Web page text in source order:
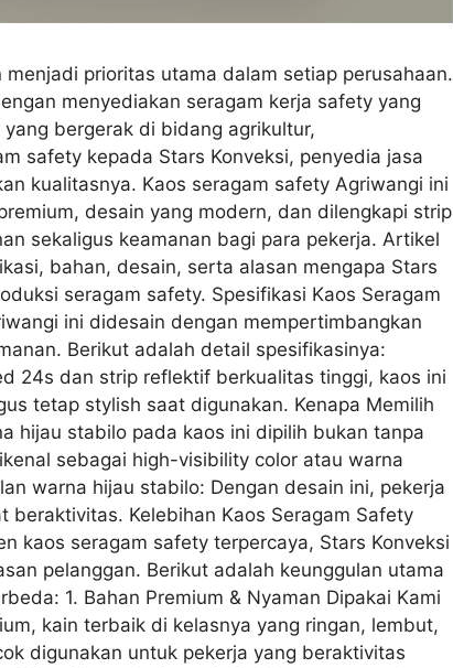
prioritas utama dalam setiap perusahaan.
menyediakan seragam kerja safety yang
bergerak di bidang agrikultur,
safety kepada Stars Konveksi, penyedia jasa
kualitasnya. Kaos seragam safety Agriwangi ini
desain yang modern, dan dilengkapi strip
sekaligus keamanan bagi para pekerja. Artikel
bahan, desain, serta alasan mengapa Stars
seragam safety. Spesifikasi Kaos Seragam
ini didesain dengan mempertimbangkan
Berikut adalah detail spesifikasinya:
24s dan strip reflektif berkualitas tinggi, kaos ini
tetap stylish saat digunakan. Kenapa Memilih
hijau stabilo pada kaos ini dipilih bukan tanpa
sebagai high-visibility color atau warna
warna hijau stabilo: Dengan desain ini, pekerja
Kelebihan Kaos Seragam Safety
kaos seragam safety terpercaya, Stars Konveksi
pelanggan. Berikut adalah keunggulan utama
1. Bahan Premium & Nyaman Dipakai Kami
kain terbaik di kelasnya yang ringan, lembut,
digunakan untuk pekerja yang beraktivitas